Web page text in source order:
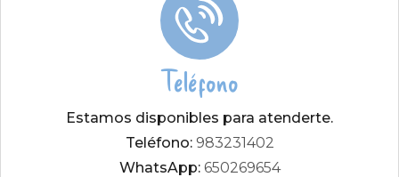
Teléfono
Estamos disponibles para atenderte.
Teléfono: 983231402
WhatsApp: 650269654